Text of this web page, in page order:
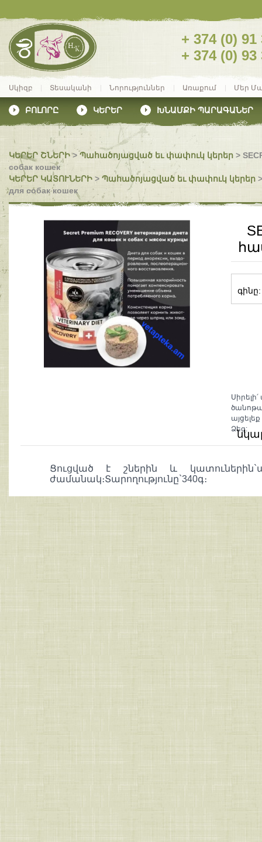
+ 374 (0) 91
+ 374 (0) 93
Սկիզբ Տեսականի Նորություններ Առաքում Մեր
ԲՈԼՈՐԸ ԿԵՐԵՐ ԽՆԱՄՔԻ ՊԱՐԱԳԱՆԵՐ
ԿԵՐԵՐ ՇՆԵՐԻ> Պահածոյացված եւ փափուկ կերեր >
собак кошек
ԿԵՐԵՐ ԿԱՏՈՒՆԵՐԻ > Պահածոյացված եւ փափուկ կերեր >
для собак кошек
գինը:
Ձեզ:
Ցուցված է շներին և
ժամանակ։Տարողությունը`340գ։